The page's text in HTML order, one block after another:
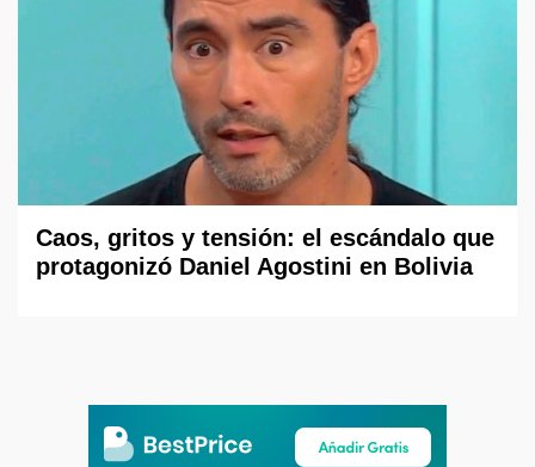
Caos, gritos y tensión: el escándalo que
protagonizó Daniel Agostini en Bolivia